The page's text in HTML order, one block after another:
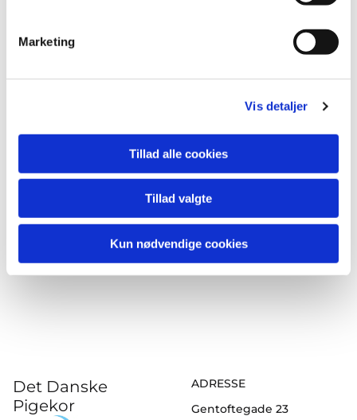
Marketing
Vis detaljer
Tillad alle cookies
Tillad valgte
Kun nødvendige cookies
Det Danske
Pigekor
ADRESSE
Gentoftegade 23